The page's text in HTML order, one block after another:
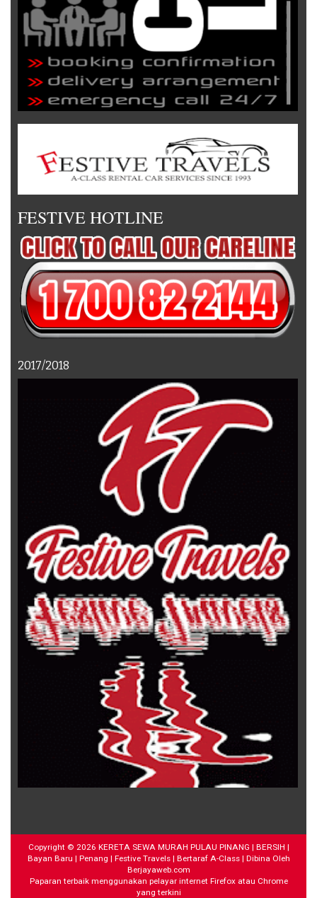
FESTIVE HOTLINE
2017/2018
Copyright © 2026 KERETA SEWA MURAH PULAU PINANG | BERSIH |
Bayan Baru | Penang | Festive Travels | Bertaraf A-Class| Dibina Oleh
Berjayaweb.com
Paparan terbaik menggunakan pelayar internet Firefox atau Chrome
yang terkini